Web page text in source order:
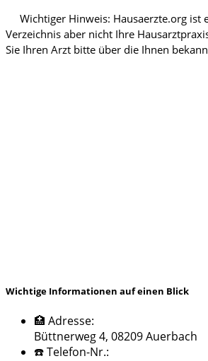
Wichtige Informationen auf einen Blick
🏥 Adresse:
Büttnerweg 4, 08209 Auerbach
☎️ Telefon-Nr.: